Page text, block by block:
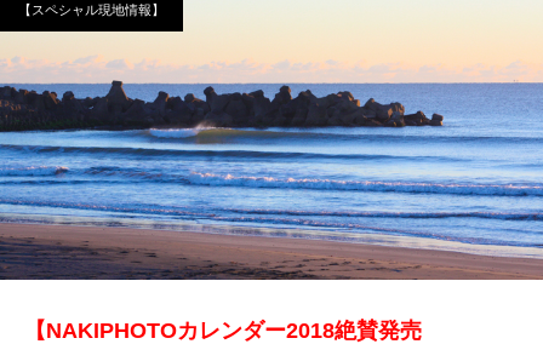
【スペシャル現地情報】
【NAKIPHOTOカレンダー2018絶賛発売